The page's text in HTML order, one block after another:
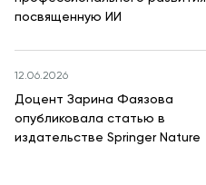
посвященную ИИ
12.06.2026
Доцент Зарина Фаязова
опубликовала статью в
издательстве Springer Nature